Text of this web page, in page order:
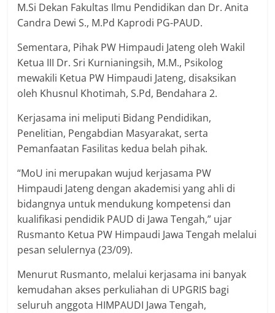
M.Si Dekan Fakultas Ilmu Pendidikan dan Dr. Anita
Candra Dewi S., M.Pd Kaprodi PG-PAUD.
Sementara, Pihak PW Himpaudi Jateng oleh Wakil
Ketua III Dr. Sri Kurnianingsih, M.M., Psikolog
mewakili Ketua PW Himpaudi Jateng, disaksikan
oleh Khusnul Khotimah, S.Pd, Bendahara 2.
Kerjasama ini meliputi Bidang Pendidikan,
Penelitian, Pengabdian Masyarakat, serta
Pemanfaatan Fasilitas kedua belah pihak.
“MoU ini merupakan wujud kerjasama PW
Himpaudi Jateng dengan akademisi yang ahli di
bidangnya untuk mendukung kompetensi dan
kualifikasi pendidik PAUD di Jawa Tengah,” ujar
Rusmanto Ketua PW Himpaudi Jawa Tengah melalui
pesan selulernya (23/09).
Menurut Rusmanto, melalui kerjasama ini banyak
kemudahan akses perkuliahan di UPGRIS bagi
seluruh anggota HIMPAUDI Jawa Tengah,